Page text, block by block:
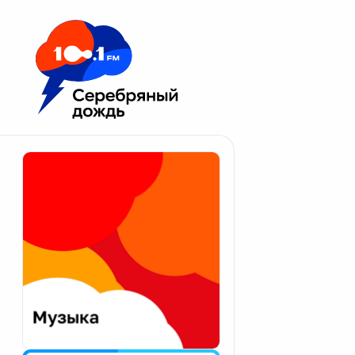
Москва 100.1 FM
Апатиты
Екатеринбург
Калининград
Калуга